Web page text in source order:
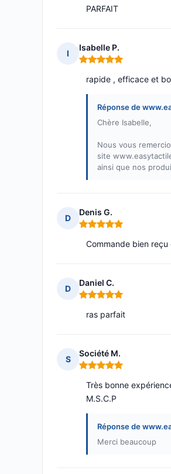
PARFAIT
I
Isabelle P.
Note : 5 sur 5
rapide , efficace et
Réponse de
Chère Isabelle,
Nous vous
site
ainsi que nos
D
Denis G.
Note : 5 sur 5
Commande bien
D
Daniel C.
Note : 5 sur 5
ras parfait
S
Société M.
Note : 5 sur 5
Très bonne
M.S.C.P
Réponse de
Merci beaucoup